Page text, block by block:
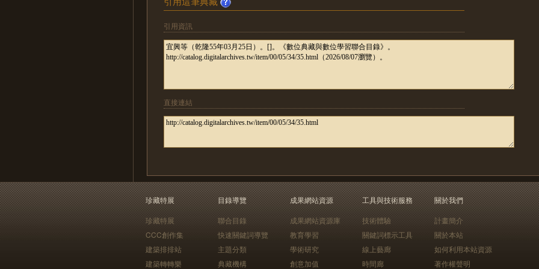
引用資訊
直接連結
珍藏特展
珍藏特展
CCC創作集
建築排排站
建築轉轉樂
目錄導覽
聯合目錄
快速關鍵詞導覽
主題分類
典藏機構
成果網站資源
成果網站資源庫
教育學習
學術研究
創意加值
工具與技術服務
技術體驗
關鍵詞標示工具
線上藝廊
時間廊
關於我們
計畫簡介
關於本站
如何利用本站資源
著作權聲明